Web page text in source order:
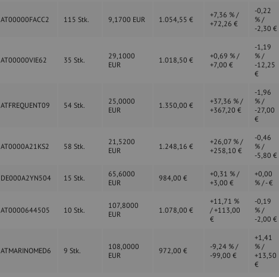
AT00000FACC2 115 Stk. 9,1700 EUR 1.054,55 €
+7,36 % /
+72,26 €
-0,22
% /
-2,30 €
AT00000VIE62 35 Stk.
29,1000
EUR
1.018,50 €
+0,69 % /
+7,00 €
-1,19
% /
-12,25
€
ATFREQUENT09 54 Stk.
25,0000
EUR
1.350,00 €
+37,36 % /
+367,20 €
-1,96
% /
-27,00
€
AT0000A21KS2 58 Stk.
21,5200
EUR
1.248,16 €
+26,07 % /
+258,10 €
-0,46
% /
-5,80 €
DE000A2YN504 15 Stk.
65,6000
EUR
984,00 €
+0,31 % /
+3,00 €
+0,00
% / - €
AT0000644505 10 Stk.
107,8000
EUR
1.078,00 €
+11,71 %
/ +113,00
€
-0,19
% /
-2,00 €
ATMARINOMED6 9 Stk.
108,0000
EUR
972,00 €
-9,24 % /
-99,00 €
+1,41
% /
+13,50
€